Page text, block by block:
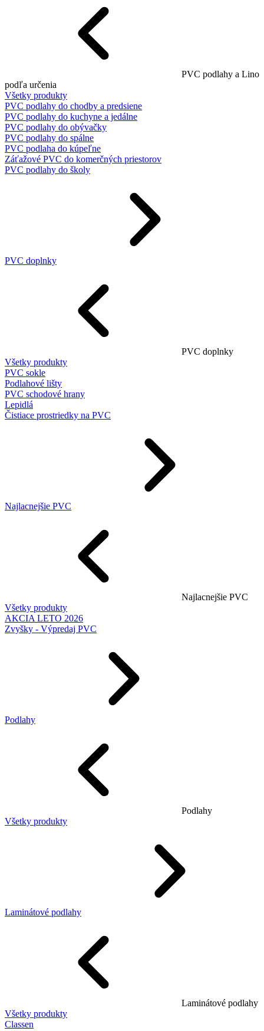
PVC podlahy a Lino
podľa určenia
Všetky produkty
PVC podlahy do chodby a predsiene
PVC podlahy do kuchyne a jedálne
PVC podlahy do obývačky
PVC podlahy do spálne
PVC podlaha do kúpeľne
Záťažové PVC do komerčných priestorov
PVC podlahy do školy
PVC doplnky
PVC doplnky
Všetky produkty
PVC sokle
Podlahové lišty
PVC schodové hrany
Lepidlá
Čistiace prostriedky na PVC
Najlacnejšie PVC
Najlacnejšie PVC
Všetky produkty
AKCIA LETO 2026
Zvyšky - Výpredaj PVC
Podlahy
Podlahy
Všetky produkty
Laminátové podlahy
Laminátové podlahy
Všetky produkty
Classen